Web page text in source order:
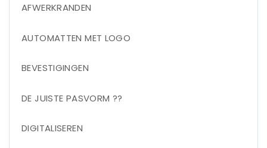
AFWERKRANDEN
AUTOMATTEN MET LOGO
BEVESTIGINGEN
DE JUISTE PASVORM ??
DIGITALISEREN